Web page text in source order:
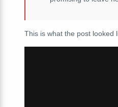
This is what the post looked